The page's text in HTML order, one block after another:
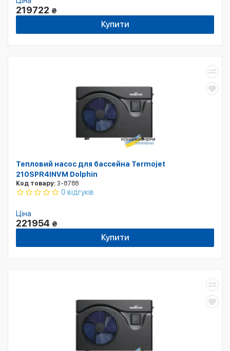
219722 ₴
Купити
Тепловий насос для бассейна Termojet
210SPR4INVM Dolphin
Код товару: 3-8788
0 відгуків
Ціна
221954 ₴
Купити